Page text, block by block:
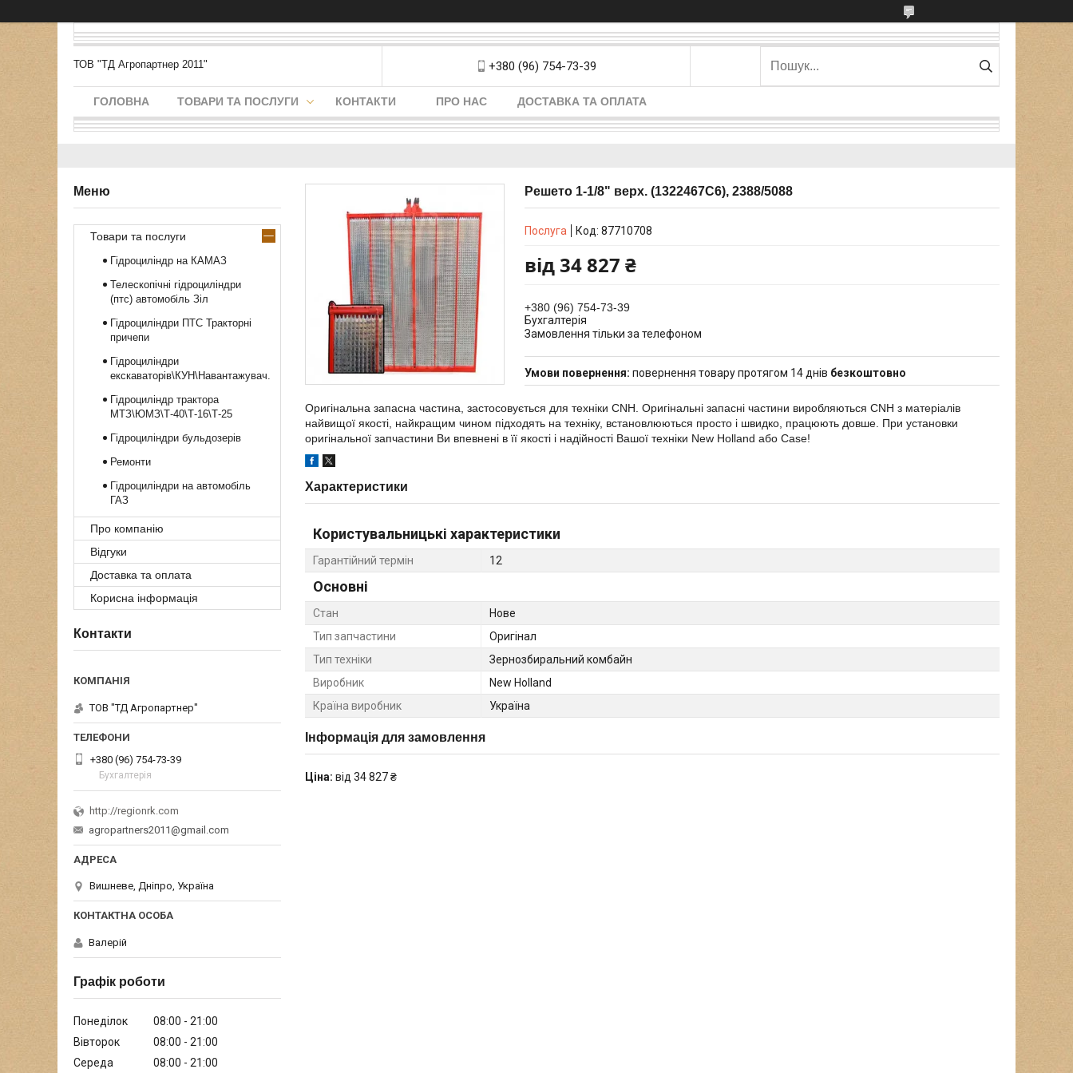
ТОВ "ТД Агропартнер 2011" +380 (96) 754-73-39
ГОЛОВНА ТОВАРИ ТА ПОСЛУГИ КОНТАКТИ ПРО НАС ДОСТАВКА ТА ОПЛАТА
Решето 1-1/8" верх. (1322467C6), 2388/5088
Послуга Код: 87710708
від 34 827 ₴
+380 (96) 754-73-39
Бухгалтерія
Замовлення тільки за телефоном
повернення товару протягом 14 днів безкоштовно
Оригінальна запасна частина, застосовується для техніки CNH. Оригінальні запасні частини виробляються CNH з матеріалів
найвищої якості, найкращим чином підходять на техніку, встановлюються просто і швидко, працюють довше. При установки
оригінальної запчастини Ви впевнені в її якості і надійності Вашої техніки New Holland або Case!
Характеристики
Користувальницькі характеристики
Гарантійний термін 12
Основні
Стан
Нове
Тип запчастини
Оригінал
Тип техніки
Зернозбиральний комбайн
Виробник
New Holland
Країна виробник
Україна
Інформація для замовлення
Ціна: від 34 827 ₴
Товари та послуги
Гідроциліндр на КАМАЗ
Телескопічні гідроциліндри
(птс) автомобіль Зіл
Гідроциліндри ПТС Тракторні
причепи
Гідроциліндри
екскаваторів\КУН\Навантажувач.
Гідроциліндр трактора
МТЗ\ЮМЗ\Т-40\Т-16\Т-25
Гідроциліндри бульдозерів
Ремонти
Гідроциліндри на автомобіль
ГАЗ
Про компанію
Відгуки
Доставка та оплата
Корисна інформація
Контакти
ТОВ "ТД Агропартнер"
+380 (96) 754-73-39
Бухгалтерія
http://regionrk.com
agropartners2011@gmail.com
Вишневе, Дніпро, Україна
Валерій
Графік роботи
Понеділок 08:00
21:00
Вівторок
08:00
21:00
Середа
08:00 21:00